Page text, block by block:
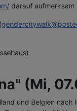
darauf aufmerksam
(Mi,
und Belgien